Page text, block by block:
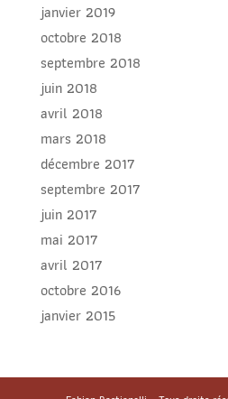
janvier 2019
octobre 2018
septembre 2018
juin 2018
avril 2018
mars 2018
décembre 2017
septembre 2017
juin 2017
mai 2017
avril 2017
octobre 2016
janvier 2015